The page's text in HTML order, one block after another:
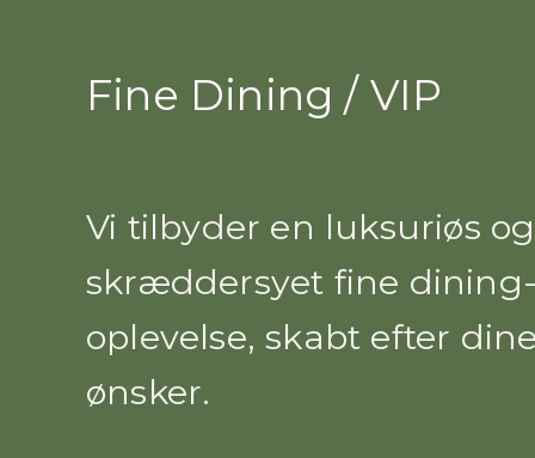
Fine Dining / VIP
Vi tilbyder en luksuriøs og
skræddersyet fine
oplevelse, skabt efter
ønsker.